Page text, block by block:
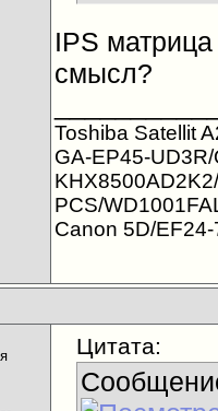
IPS
смысл?
Toshiba Satellit
GA-EP45-
PCS/
Canon 5D/
Цитата: